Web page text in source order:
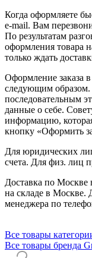
Когда оформляете
e-mail. Вам
По результатам
оформления товара
только ждать
Оформление заказа
следующим образом.
последовательным
данные о себе.
информацию,
кнопку «Оформить
Для юридических
счета. Для физ. лиц
Доставка по Москве
на складе в Москве.
менеджера по
Все товары
Все товары бренда